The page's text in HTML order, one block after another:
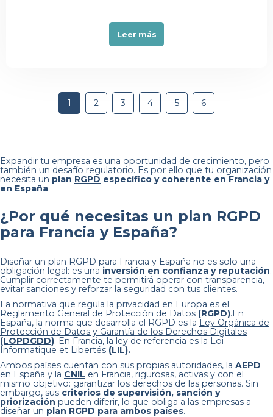
Leer más
1 2 3 4 5 6
Expandir tu empresa es una oportunidad de crecimiento, pero
también un desafío regulatorio. Es por ello que tu organización
necesita un plan RGPD específico y coherente en Francia y
en España.
¿Por qué necesitas un plan RGPD
para Francia y España?
Diseñar un plan RGPD para Francia y España no es solo una
obligación legal: es una inversión en confianza y reputación.
Cumplir correctamente te permitirá operar con transparencia,
evitar sanciones y reforzar la seguridad con tus clientes.
La normativa que regula la privacidad en Europa es el
Reglamento General de Protección de Datos (RGPD).En
España, la norma que desarrolla el RGPD es la Ley Orgánica de
Protección de Datos y Garantía de los Derechos Digitales
(LOPDGDD). En Francia, la ley de referencia es la Loi
Informatique et Libertés (LIL).
Ambos países cuentan con sus propias autoridades, la AEPD
en España y la CNIL en Francia, rigurosas, activas y con el
mismo objetivo: garantizar los derechos de las personas. Sin
embargo, sus criterios de supervisión, sanción y
priorización pueden diferir, lo que obliga a las empresas a
diseñar un plan RGPD para ambos países.